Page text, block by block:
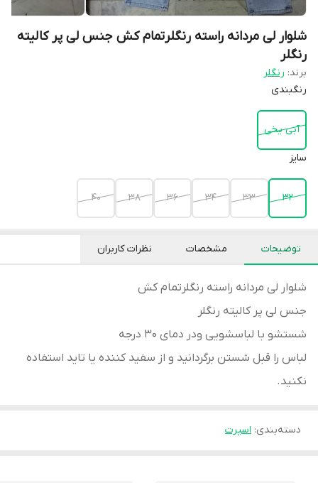
شلوار لی مردانه راسته رنگلرتمام کش جنس لی پر کالیته
رنگلر
برند: رنگلر
رنگبندی
آبی یخی
سایز
32
33
34
36
38
40
توضیحات مشخصات نظرات کاربران
شلوار لی مردانه راسته رنگلرتمام کش
جنس لی پر کالیته رنگلر
شستشو با لباسشویی ودر دمای 30 درجه
لباس را قبل شستن برگردانید و از سفید کننده یا تاید استفاده
نکنید.
دسته‌بندی: اسپرت